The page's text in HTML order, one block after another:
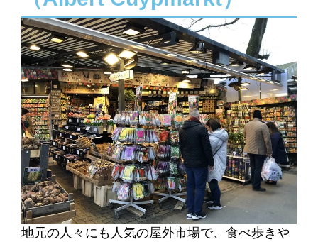
地元の人々にも人気の屋外市場で、食べ歩きや